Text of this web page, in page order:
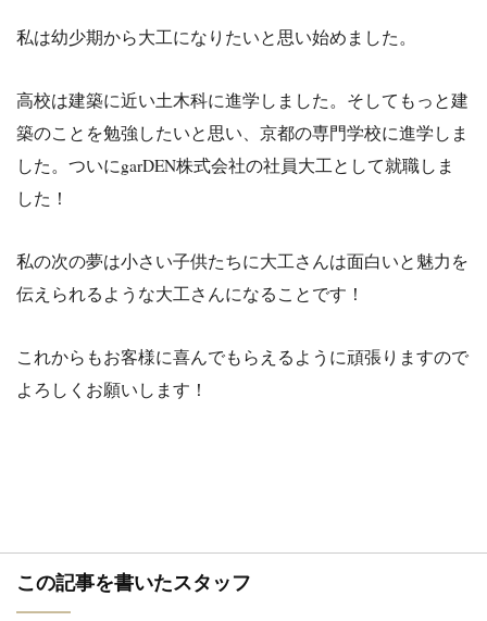
私は幼少期から大工になりたいと思い始めました。
高校は建築に近い土木科に進学しました。そしてもっと建
築のことを勉強したいと思い、京都の専門学校に進学しま
した。ついにgarDEN株式会社の社員大工として就職しま
した！
私の次の夢は小さい子供たちに大工さんは面白いと魅力を
伝えられるような大工さんになることです！
これからもお客様に喜んでもらえるように頑張りますので
よろしくお願いします！
この記事を書いたスタッフ